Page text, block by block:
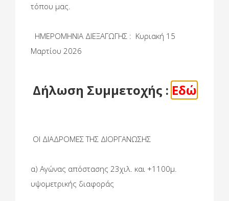
τόπου μας.
ΗΜΕΡΟΜΗΝΙΑ ΔΙΕΞΑΓΩΓΗΣ : Κυριακή 15
Μαρτίου 2026
Δήλωση Συμμετοχής : Εδώ
ΟΙ ΔΙΑΔΡΟΜΕΣ ΤΗΣ ΔΙΟΡΓΑΝΩΣΗΣ
α) Αγώνας απόστασης 23χιλ. και +1100μ.
υψομετρικής διαφοράς